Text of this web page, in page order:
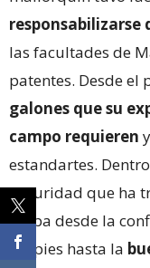
responsabilizarse
las facultades de
patentes. Desde el
galones que su
campo requieren
estandartes.
seguridad que ha
palpa desde la
los pies hasta la